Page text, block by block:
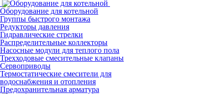
Оборудование для котельной
Группы быстрого монтажа
Редукторы давления
Гидравлические стрелки
Распределительные коллекторы
Насосные модули для теплого пола
Трехходовые смесительные клапаны
Сервоприводы
Термостатические смесители для
водоснабжения и отопления
Предохранительная арматура